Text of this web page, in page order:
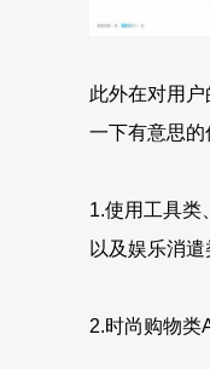
此外在对用
一下有意思的
1.使用工具类
以及娱乐消遣
2.时尚购物类